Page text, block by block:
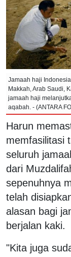
Jamaah haji
Makkah, Arab Saudi,
jamaah haji
aqabah. - (ANTARA
Harun
memfasilitasi
seluruh
dari
sepenuhnya
telah
alasan bagi
berjalan kaki.
"Kita juga